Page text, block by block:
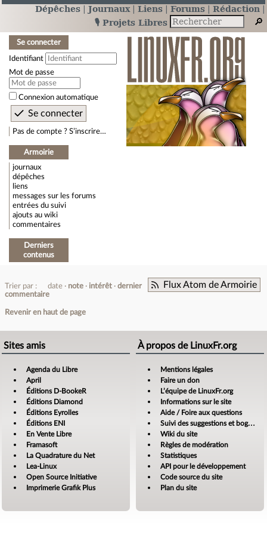
Dépêches Journaux Liens Forums
Rédaction
🎙️ Projets Libres
Se connecter
Identifiant
Mot de passe
Connexion automatique
Pas de compte ? S’inscrire…
Armoirie
journaux
dépêches
liens
messages sur les forums
entrées du suivi
ajouts au wiki
commentaires
Derniers
contenus
Flux Atom de Armoirie
Trier par : date note intérêt
dernier
commentaire
Revenir en haut de page
Sites amis
Agenda du Libre
April
Éditions D-BookeR
Éditions Diamond
Éditions Eyrolles
Éditions ENI
En Vente Libre
Framasoft
La Quadrature du Net
Lea-Linux
Open Source Initiative
Imprimerie Grafik Plus
À propos de LinuxFr.org
Mentions légales
Faire un don
L’équipe de LinuxFr.org
Informations sur le site
Aide / Foire aux questions
Suivi des suggestions et bogues
Wiki du site
Règles de modération
Statistiques
API pour le développement
Code source du site
Plan du site